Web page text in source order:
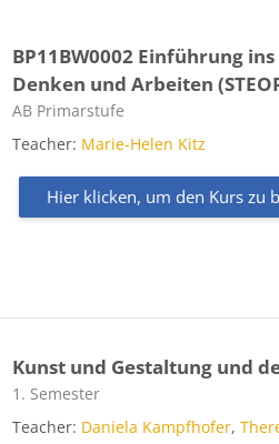
BP11BW0002 Einführung
Denken und Arbeiten
Kursbereich
AB Primarstufe
Teacher: Marie-Helen Kitz
Hier klicken, um den Kurs zu
Kunst und Gestaltung und
Kursbereich
1. Semester
Teacher: Daniela Kampfhofer,